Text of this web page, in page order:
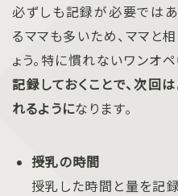
必ずしも記録が必要では
るママも多いため、ママと
ょう。特に慣れないワンオ
記録しておくことで、次回
れるようになります。
授乳の時間
授乳した時間と量を記録